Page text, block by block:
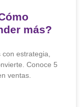
más?
estrategia,
Conoce 5
ventas.